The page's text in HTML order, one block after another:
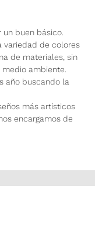
buen básico.
variedad de colores
de materiales, sin
ambiente.
año buscando la
más artísticos
encargamos de